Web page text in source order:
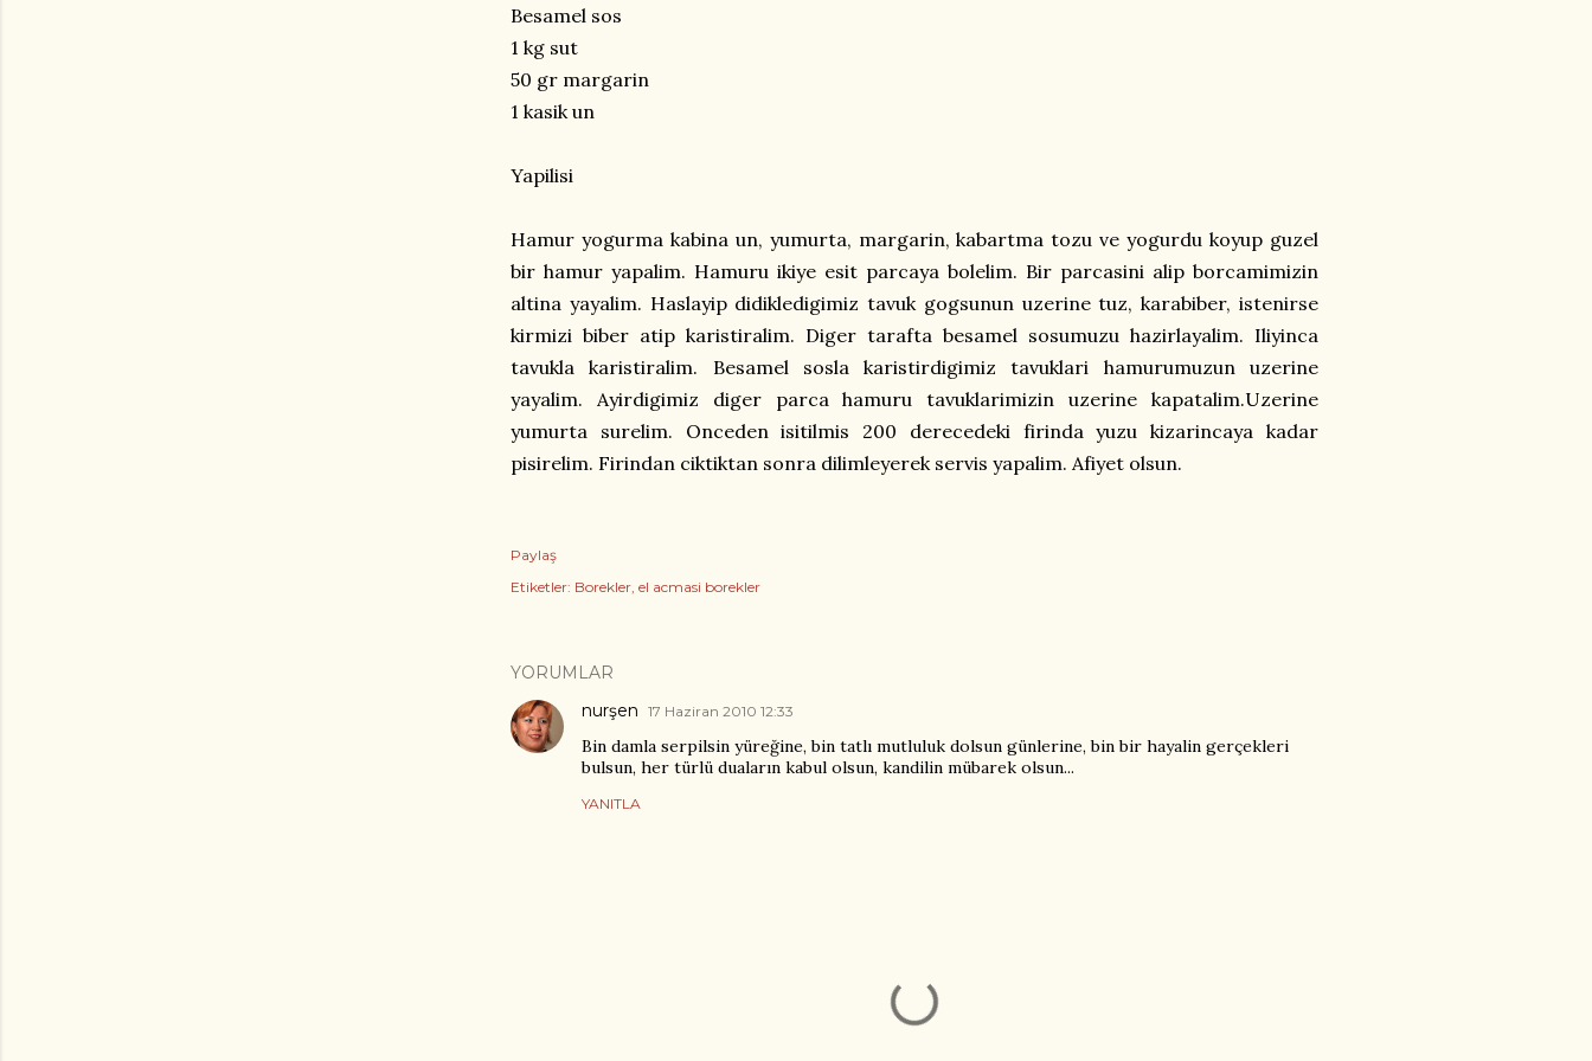
Besamel sos
1 kg sut
50 gr margarin
1 kasik un
Yapilisi
Hamur yogurma kabina un, yumurta, margarin, kabartma tozu ve yogurdu koyup guzel
bir hamur yapalim. Hamuru ikiye esit parcaya bolelim. Bir parcasini alip borcamimizin
altina yayalim. Haslayip didikledigimiz tavuk gogsunun uzerine tuz, karabiber, istenirse
kirmizi biber atip karistiralim. Diger tarafta besamel sosumuzu hazirlayalim. Iliyinca
tavukla karistiralim. Besamel sosla karistirdigimiz tavuklari hamurumuzun uzerine
yayalim. Ayirdigimiz diger parca hamuru tavuklarimizin uzerine kapatalim.Uzerine
yumurta surelim. Onceden isitilmis 200 derecedeki firinda yuzu kizarincaya kadar
pisirelim. Firindan ciktiktan sonra dilimleyerek servis yapalim. Afiyet olsun.
Paylaş
Etiketler: Borekler el acmasi borekler
YORUMLAR
nurşen 17 Haziran 2010 12:33
Bin damla serpilsin yüreğine, bin tatlı mutluluk dolsun günlerine, bin bir hayalin gerçekleri
bulsun, her türlü duaların kabul olsun, kandilin mübarek olsun...
YANITLA